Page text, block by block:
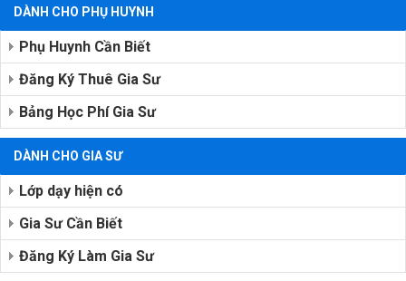
DÀNH CHO PHỤ HUYNH
Phụ Huynh Cần Biết
Đăng Ký Thuê Gia Sư
Bảng Học Phí Gia Sư
DÀNH CHO GIA SƯ
Lớp dạy hiện có
Gia Sư Cần Biết
Đăng Ký Làm Gia Sư